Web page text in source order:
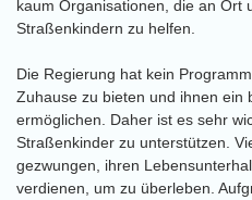
kaum Organisationen, die an Ort
Straßenkindern zu helfen.
Die Regierung hat kein
Zuhause zu bieten und ihnen ein
ermöglichen. Daher ist es sehr
Straßenkinder zu unterstützen.
gezwungen, ihren
verdienen, um zu überleben.